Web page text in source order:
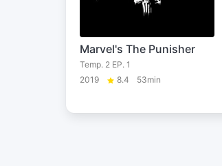
Marvel's The Punisher
Temp. 2 EP. 1
2019
8.4 53min